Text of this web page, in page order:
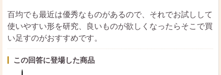
百均でも最近は優秀なものがあるので、それでお試しして
使いやすい形を研究、良いものが欲しくなったらそこで買
い足すのがおすすめです。
この回答に登場した商品